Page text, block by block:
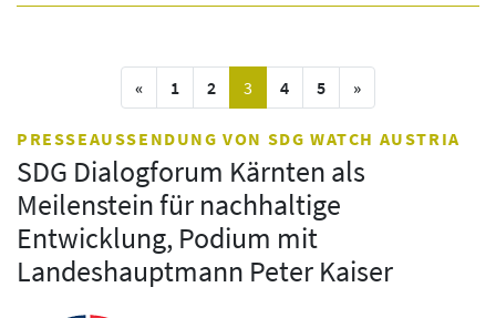
«vorige Seite
1 2 3 (current)
4 5 »nächste Seite
PRESSEAUSSENDUNG VON SDG WATCH AUSTRIA
SDG Dialogforum Kärnten als
Meilenstein für nachhaltige
Entwicklung, Podium mit
Landeshauptmann Peter Kaiser